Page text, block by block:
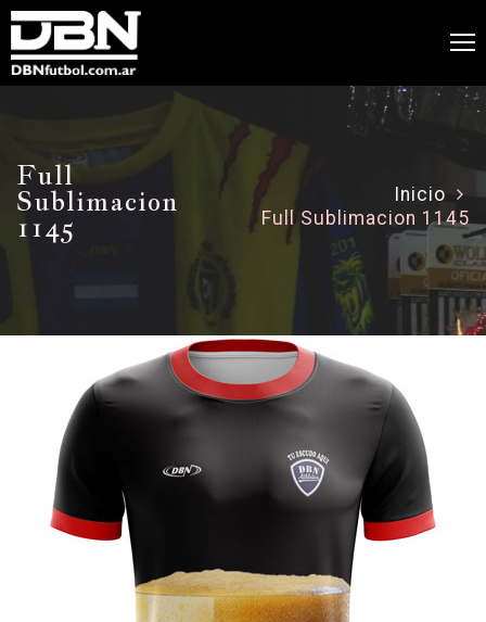
Full
Sublimacion
1145
Inicio
Full Sublimacion 1145